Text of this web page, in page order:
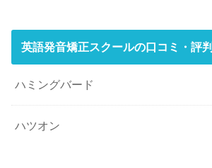
英語発音矯正スクールの口コミ・評判
ハミングバード
ハツオン